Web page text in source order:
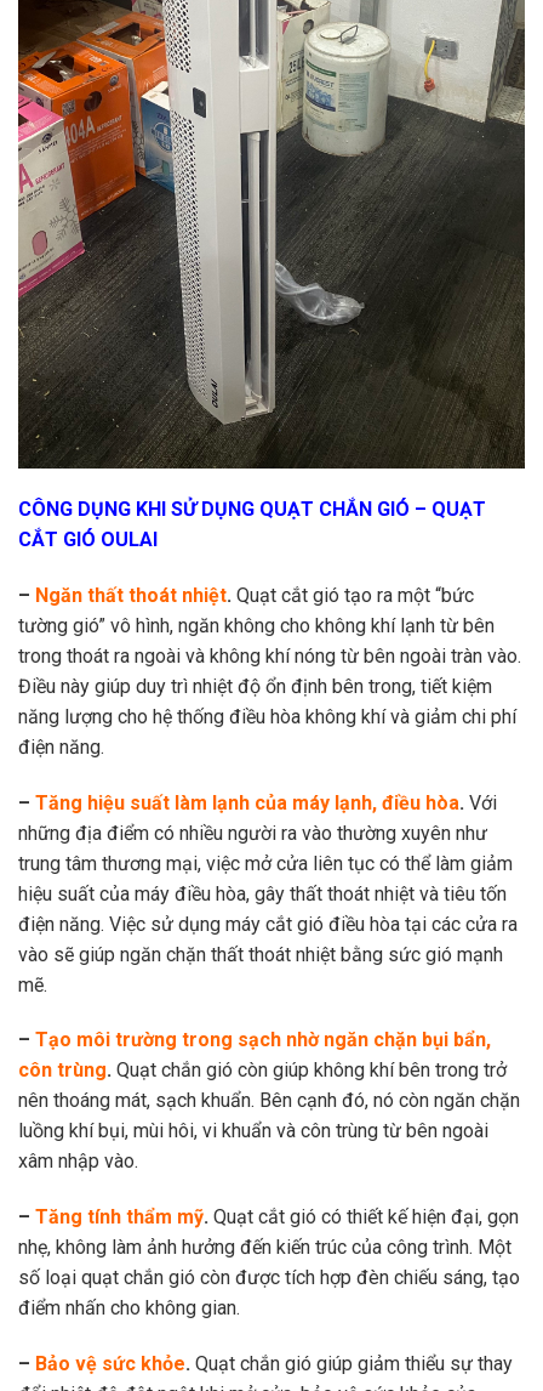
CÔNG DỤNG KHI SỬ DỤNG QUẠT CHẮN GIÓ – QUẠT
CẮT GIÓ OULAI
– Ngăn thất thoát nhiệt. Quạt cắt gió tạo ra một “bức
tường gió” vô hình, ngăn không cho không khí lạnh từ bên
trong thoát ra ngoài và không khí nóng từ bên ngoài tràn vào.
Điều này giúp duy trì nhiệt độ ổn định bên trong, tiết kiệm
năng lượng cho hệ thống điều hòa không khí và giảm chi phí
điện năng.
– Tăng hiệu suất làm lạnh của máy lạnh, điều hòa. Với
những địa điểm có nhiều người ra vào thường xuyên như
trung tâm thương mại, việc mở cửa liên tục có thể làm giảm
hiệu suất của máy điều hòa, gây thất thoát nhiệt và tiêu tốn
điện năng. Việc sử dụng máy cắt gió điều hòa tại các cửa ra
vào sẽ giúp ngăn chặn thất thoát nhiệt bằng sức gió mạnh
mẽ.
– Tạo môi trường trong sạch nhờ ngăn chặn bụi bẩn,
côn trùng. Quạt chắn gió còn giúp không khí bên trong trở
nên thoáng mát, sạch khuẩn. Bên cạnh đó, nó còn ngăn chặn
luồng khí bụi, mùi hôi, vi khuẩn và côn trùng từ bên ngoài
xâm nhập vào.
– Tăng tính thẩm mỹ. Quạt cắt gió có thiết kế hiện đại, gọn
nhẹ, không làm ảnh hưởng đến kiến trúc của công trình. Một
số loại quạt chắn gió còn được tích hợp đèn chiếu sáng, tạo
điểm nhấn cho không gian.
– Bảo vệ sức khỏe. Quạt chắn gió giúp giảm thiểu sự thay